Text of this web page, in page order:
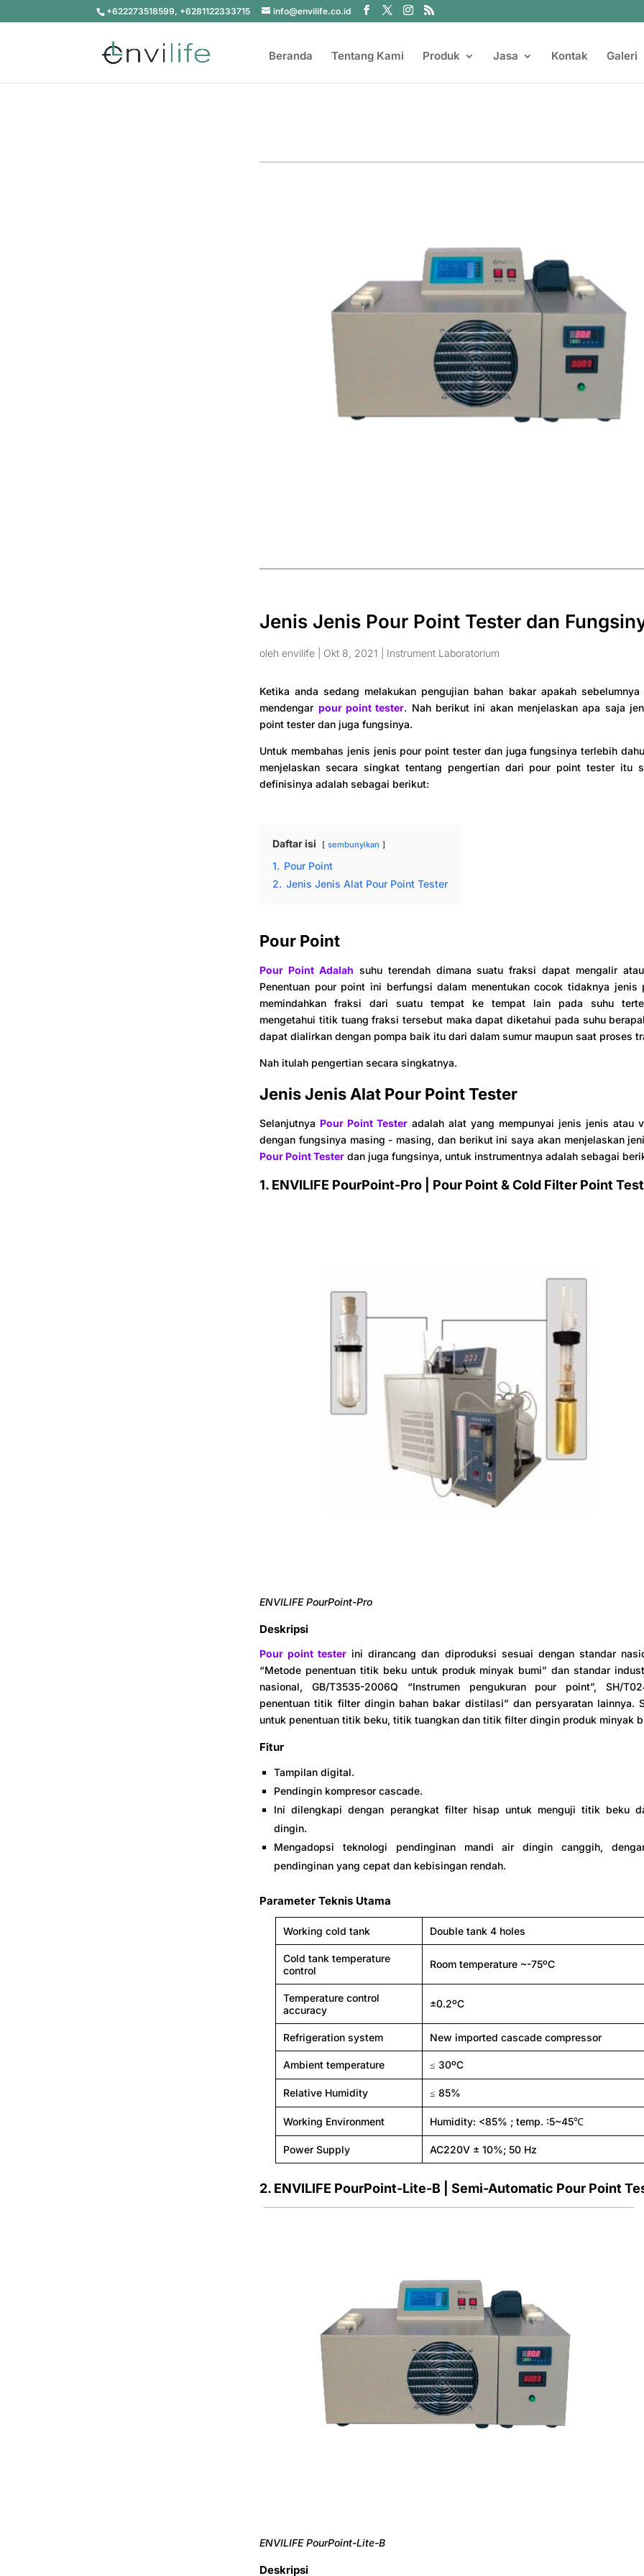
+622273518599, +6281122333715 info@envilife.co.id
Beranda Tentang Kami Produk Jasa Kontak Galeri
Jenis Jenis Pour Point Tester dan
olehenvilife Okt 8, 2021 Instrument Laboratorium
Ketika anda sedang melakukan pengujian bahan bakar apakah sebelumnya
mendengar pour point tester. Nah berikut ini akan menjelaskan apa saja
point tester dan juga fungsinya.
Untuk membahas jenis jenis pour point tester dan juga fungsinya terlebih
menjelaskan secara singkat tentang pengertian dari pour point tester itu
definisinya adalah sebagai berikut:
Daftar isi sembunyikan
1. Pour Point
2. Jenis Jenis Alat Pour Point Tester
Pour Point
Pour Point Adalah suhu terendah dimana suatu fraksi dapat mengalir
Penentuan pour point ini berfungsi dalam menentukan cocok tidaknya jenis
memindahkan fraksi dari suatu tempat ke tempat lain pada suhu
mengetahui titik tuang fraksi tersebut maka dapat diketahui pada suhu
dapat dialirkan dengan pompa baik itu dari dalam sumur maupun saat proses
Nah itulah pengertian secara singkatnya.
Jenis Jenis Alat Pour Point Tester
Selanjutnya Pour Point Tester adalah alat yang mempunyai jenis jenis atau
dengan fungsinya masing - masing, dan berikut ini saya akan menjelaskan
Pour Point Tester dan juga fungsinya, untuk instrumentnya adalah sebagai
1. ENVILIFE PourPoint-Pro | Pour Point & Cold Filter Point
ENVILIFE PourPoint-Pro
Deskripsi
Pour point tester ini dirancang dan diproduksi sesuai dengan standar
“Metode penentuan titik beku untuk produk minyak bumi” dan standar
nasional, GB/T3535-2006Q “Instrumen pengukuran pour point”, SH/
penentuan titik filter dingin bahan bakar distilasi” dan persyaratan lainnya.
untuk penentuan titik beku, titik tuangkan dan titik filter dingin produk minyak
Fitur
Tampilan digital.
Pendingin kompresor cascade.
Ini dilengkapi dengan perangkat filter hisap untuk menguji titik beku
dingin.
Mengadopsi teknologi pendinginan mandi air dingin canggih,
pendinginan yang cepat dan kebisingan rendah.
Parameter Teknis Utama
Working cold tank Double tank 4 holes
Cold tank temperature
control
Room temperature ~-75ºC
Temperature control
accuracy
±0.2ºC
Refrigeration system New imported cascade compressor
Ambient temperature ≤ 30ºC
Relative Humidity ≤ 85%
Working Environment Humidity: <85% ; temp. :5~45℃
Power Supply AC220V ± 10%; 50 Hz
2. ENVILIFE PourPoint-Lite-B | Semi-Automatic Pour Point
ENVILIFE PourPoint-Lite-B
Deskripsi